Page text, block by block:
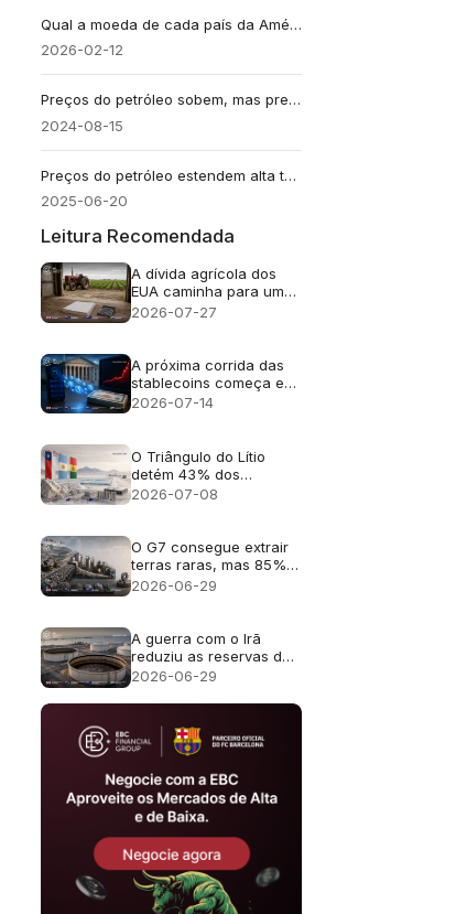
Qual a moeda de cada país da América do Sul? Lista Completa
2026-02-12
Preços do petróleo sobem, mas preocupações com a demanda persistem
2024-08-15
Preços do petróleo estendem alta tórrida pela terceira semana
2025-06-20
Leitura Recomendada
A dívida agrícola dos
EUA caminha para um
recorde de US$ 625
2026-07-27
A próxima corrida das
stablecoins começa em
uma carteira de
do Tesouro dos EUA
2026-07-14
O Triângulo do Lítio
detém 43% dos
recursos de lítio. 2028
2026-07-08
O G7 consegue extrair
terras raras, mas 85%
da cadeia de
ímãs permanentes
2026-06-29
A guerra com o Irã
reduziu as reservas de
petróleo mundiais ao
anos
2026-06-29